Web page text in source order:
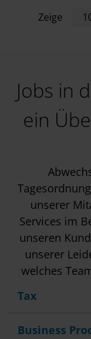
Zeige
Jobs in
ein
unserer
Services im
unseren
unserer
welches
Tax
Business